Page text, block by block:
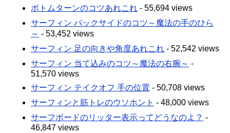
ボトムターンのコツあれこれ - 55,694 views
サーフィン バックサイドのコツ～魔法の手のひら
～ - 53,452 views
サーフィン 足の向きや角度あれこれ - 52,542 views
サーフィン 当て込みのコツ～魔法の右腕～ -
51,570 views
サーフィン テイクオフ 手の位置 - 50,708 views
サーフィンと筋トレのウソホント - 48,000 views
サーフボードのリッター表示ってどうなのよ？ -
46,847 views